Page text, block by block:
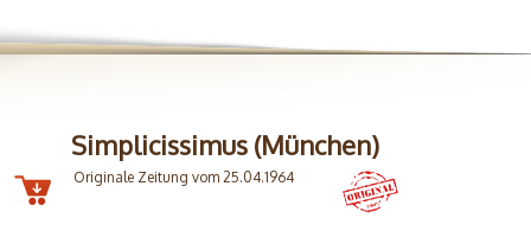
Simplicissimus (München)
Originale Zeitung vom 25.04.1964